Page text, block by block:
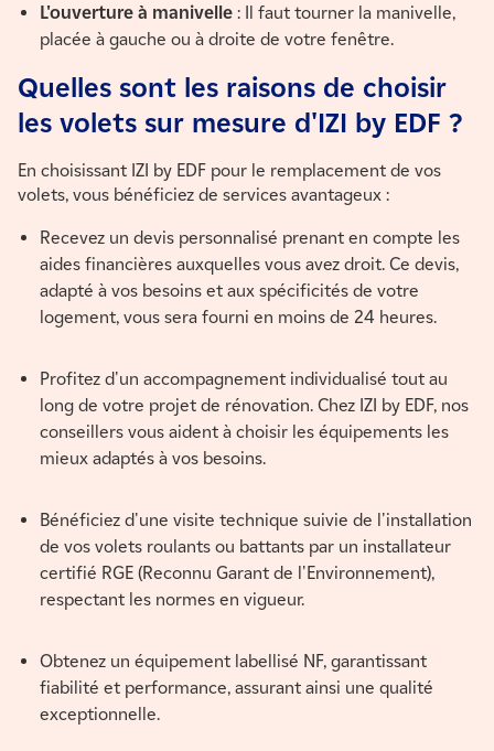
L'ouverture à manivelle : Il faut tourner la manivelle,
placée à gauche ou à droite de votre fenêtre.
Quelles sont les raisons de choisir
les volets sur mesure d'IZI by EDF ?
En choisissant IZI by EDF pour le remplacement de vos
volets, vous bénéficiez de services avantageux :
Recevez un devis personnalisé prenant en compte les
aides financières auxquelles vous avez droit. Ce devis,
adapté à vos besoins et aux spécificités de votre
logement, vous sera fourni en moins de 24 heures.
Profitez d'un accompagnement individualisé tout au
long de votre projet de rénovation. Chez IZI by EDF, nos
conseillers vous aident à choisir les équipements les
mieux adaptés à vos besoins.
Bénéficiez d'une visite technique suivie de l'installation
de vos volets roulants ou battants par un installateur
certifié RGE (Reconnu Garant de l'Environnement),
respectant les normes en vigueur.
Obtenez un équipement labellisé NF, garantissant
fiabilité et performance, assurant ainsi une qualité
exceptionnelle.